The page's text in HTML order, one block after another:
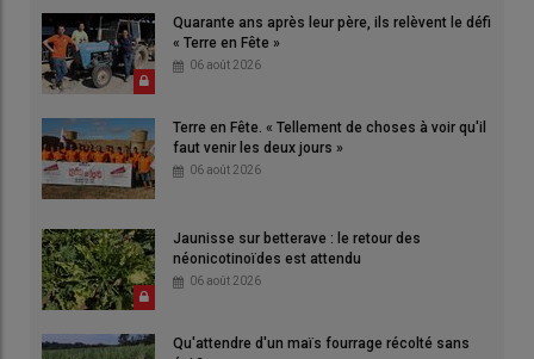
Quarante ans après leur père, ils relèvent le défi
« Terre en Fête »
06 août 2026
Terre en Fête. « Tellement de choses à voir qu'il
faut venir les deux jours »
06 août 2026
Jaunisse sur betterave : le retour des
néonicotinoïdes est attendu
06 août 2026
Qu'attendre d'un maïs fourrage récolté sans